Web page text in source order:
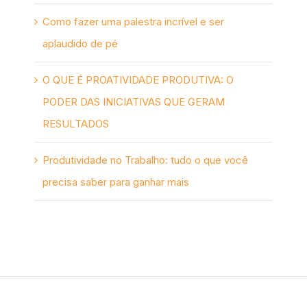
Como fazer uma palestra incrível e ser
aplaudido de pé
O QUE É PROATIVIDADE PRODUTIVA: O
PODER DAS INICIATIVAS QUE GERAM
RESULTADOS
Produtividade no Trabalho: tudo o que você
precisa saber para ganhar mais